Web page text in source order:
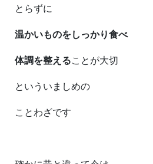
とらずに
温かいものをしっかり食べ
体調を整えることが大切
といういましめの
ことわざです